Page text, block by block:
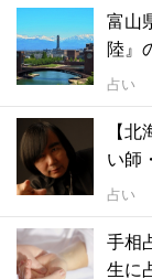
富山
陸』
占い
【
い師
占い
手相
生に